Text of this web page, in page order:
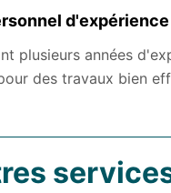
d'expérience
plusieurs années
des travaux bien